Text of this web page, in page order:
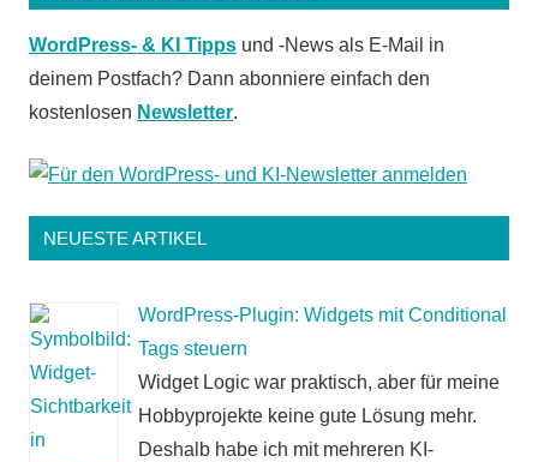
WordPress- & KI Tipps und -News als E-Mail in
deinem Postfach? Dann abonniere einfach den
kostenlosen Newsletter.
NEUESTE ARTIKEL
WordPress-Plugin: Widgets mit Conditional
Tags steuern
Widget Logic war praktisch, aber für meine
Hobbyprojekte keine gute Lösung mehr.
Deshalb habe ich mit mehreren KI-